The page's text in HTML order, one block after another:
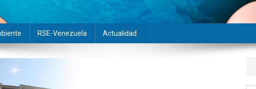
RSE-Venezuela Actualidad